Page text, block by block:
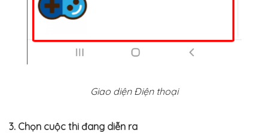
Giao diện Điện thoại
3. Chọn cuộc thi đang diễn ra